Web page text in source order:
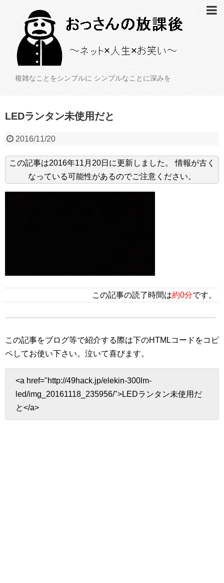
複雑なことをシンプルに シンプルなことに深みを
LEDランタン未使用だと
2016/11/20
この記事は2016年11月20日 に更新しました。
情報が古く
なっている可能性があるのでご注意ください。
この記事の読了時間は約0分です。
この記事をブログ等で紹介する際は下のHTMLコードをコピ
ペしてお使い下さい。 泣いて喜びます。
<a href="http://49hack.jp/elekin-300lm-
led/img_20161118_235956/">LEDランタン未使用だ
と</a>